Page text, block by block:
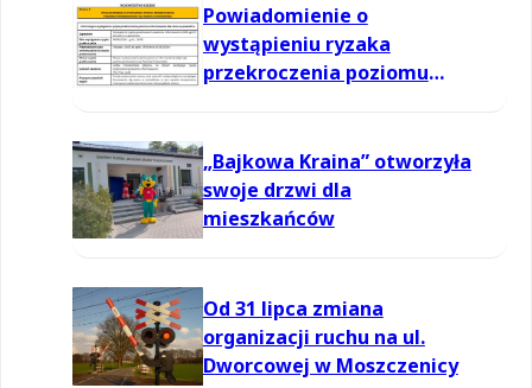
Powiadomienie o
wystąpieniu ryzaka
przekroczenia poziomu
„Bajkowa Kraina” otworzyła
swoje drzwi dla
mieszkańców
Od 31 lipca zmiana
organizacji ruchu na ul.
Dworcowej w Moszczenicy